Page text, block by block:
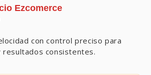
con control preciso para
resultados consistentes.